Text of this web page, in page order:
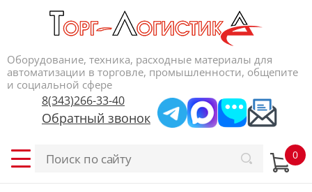
Оборудование, техника, расходные материалы для
автоматизации в торговле, промышленности, общепите
и социальной сфере
8(343)266-33-40
Обратный звонок